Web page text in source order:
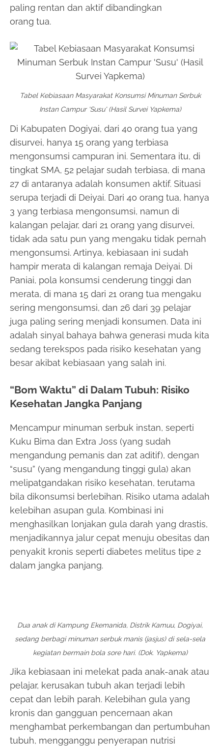
paling rentan dan aktif dibandingkan
orang tua.
Tabel Kebiasaan Masyarakat Konsumsi Minuman Serbuk
Instan Campur 'Susu' (Hasil Survei Yapkema)
Di Kabupaten Dogiyai, dari 40 orang tua yang
disurvei, hanya 15 orang yang terbiasa
mengonsumsi campuran ini. Sementara itu, di
tingkat SMA, 52 pelajar sudah terbiasa, di mana
27 di antaranya adalah konsumen aktif. Situasi
serupa terjadi di Deiyai. Dari 40 orang tua, hanya
3 yang terbiasa mengonsumsi, namun di
kalangan pelajar, dari 21 orang yang disurvei,
tidak ada satu pun yang mengaku tidak pernah
mengonsumsi. Artinya, kebiasaan ini sudah
hampir merata di kalangan remaja Deiyai. Di
Paniai, pola konsumsi cenderung tinggi dan
merata, di mana 15 dari 21 orang tua mengaku
sering mengonsumsi, dan 26 dari 39 pelajar
juga paling sering menjadi konsumen. Data ini
adalah sinyal bahaya bahwa generasi muda kita
sedang terekspos pada risiko kesehatan yang
besar akibat kebiasaan yang salah ini.
“Bom Waktu” di Dalam Tubuh: Risiko
Kesehatan Jangka Panjang
Mencampur minuman serbuk instan, seperti
Kuku Bima dan Extra Joss (yang sudah
mengandung pemanis dan zat aditif), dengan
“susu” (yang mengandung tinggi gula) akan
melipatgandakan risiko kesehatan, terutama
bila dikonsumsi berlebihan. Risiko utama adalah
kelebihan asupan gula. Kombinasi ini
menghasilkan lonjakan gula darah yang drastis,
menjadikannya jalur cepat menuju obesitas dan
penyakit kronis seperti diabetes melitus tipe 2
dalam jangka panjang.
Dua anak di Kampung Ekemanida, Distrik Kamuu, Dogiyai,
sedang berbagi minuman serbuk manis (jasjus) di sela-sela
kegiatan bermain bola sore hari. (Dok. Yapkema)
Jika kebiasaan ini melekat pada anak-anak atau
pelajar, kerusakan tubuh akan terjadi lebih
cepat dan lebih parah. Kelebihan gula yang
kronis dan gangguan pencernaan akan
menghambat perkembangan dan pertumbuhan
tubuh, mengganggu penyerapan nutrisi